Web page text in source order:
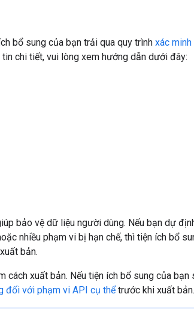
bổ sung của bạn trải qua quy trình xác
chi tiết, vui lòng xem hướng dẫn dưới đây:
bảo vệ dữ liệu người dùng. Nếu bạn dự
nhiều phạm vi bị hạn chế, thì tiện ích bổ
bản.
cách xuất bản. Nếu tiện ích bổ sung của bạn
đối với phạm vi API cụ thểtrước khi xuất bản.